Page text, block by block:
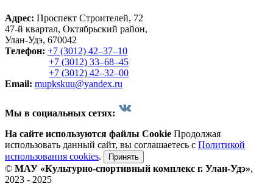
Адрес: Проспект Строителей, 72
47-й квартал, Октябрьский район,
Улан-Удэ, 670042
Телефон: +7 (3012) 42‒37‒10
+7 (3012) 33‒68‒45
+7 (3012) 42‒32‒00
Email: mupkskuu@yandex.ru
Мы в социальных сетях:
На сайте используются файлы Cookie Продолжая
использовать данный сайт, вы соглашаетесь с Политикой
использования cookies. Принять
© МАУ «Культурно-спортивный комплекс г. Улан-Удэ»,
2023 - 2025